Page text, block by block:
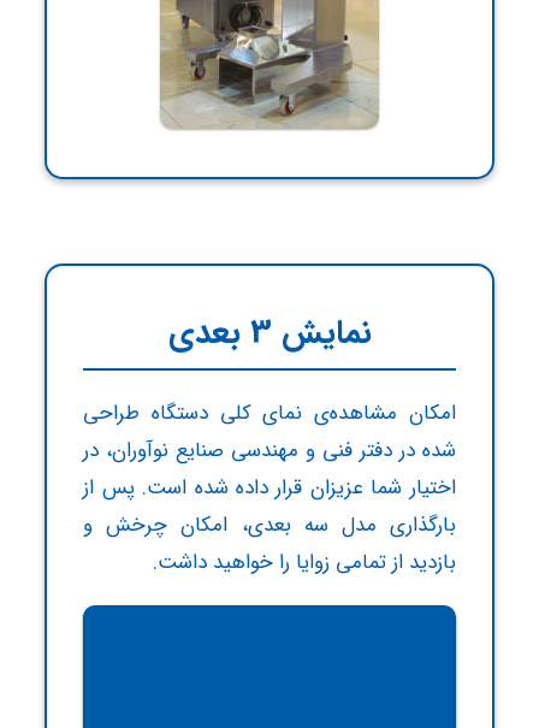
نمایش 3 بعدی
امکان مشاهده‌ی نمای کلی دستگاه طراحی
شده در دفتر فنی و مهندسی صنایع نوآوران، در
اختیار شما عزیزان قرار داده شده است. پس از
بارگذاری مدل سه بعدی، امکان چرخش و
بازدید از تمامی زوایا را خواهید داشت.
سلام!
متین پیراسـته
هستم.
متین پیراسته هستم، مدیر تیم پارس ورس،
تجارت الکترونیک، اگر نیاز به خدمات و مشاوره
واتساپ
938-033-9383 (98)
matin.psh1998.mp@gmail.com